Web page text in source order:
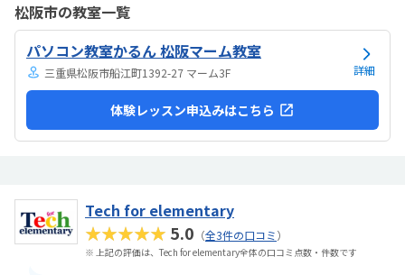
松阪市の教室一覧
パソコン教室かるん 松阪マーム教室
三重県松阪市船江町1392-27 マーム3F 詳細
体験レッスン申込みはこちら
Tech for elementary
★★★★★ 5.0 （全3件の口コミ）
※ 上記の評価は、Tech for elementary全体の口コミ点数・件数です